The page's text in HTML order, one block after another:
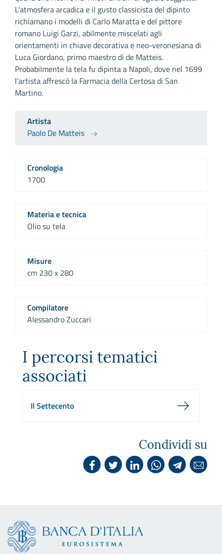
L’atmosfera arcadica e il gusto classicista del dipinto
richiamano i modelli di Carlo Maratta e del pittore
romano Luigi Garzi, abilmente miscelati agli
orientamenti in chiave decorativa e neo-veronesiana di
Luca Giordano, primo maestro di de Matteis.
Probabilmente la tela fu dipinta a Napoli, dove nel 1699
l’artista affrescò la Farmacia della Certosa di San
Martino.
Artista
Paolo De Matteis
Cronologia
1700
Materia e tecnica
Olio su tela
Misure
cm 230 x 280
Compilatore
Alessandro Zuccari
I percorsi tematici
associati
Il Settecento
Condividi su